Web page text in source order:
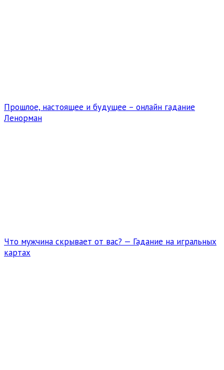
Прошлое, настоящее и будущее – онлайн гадание
Ленорман
Что мужчина скрывает от вас? — Гадание на игральных
картах